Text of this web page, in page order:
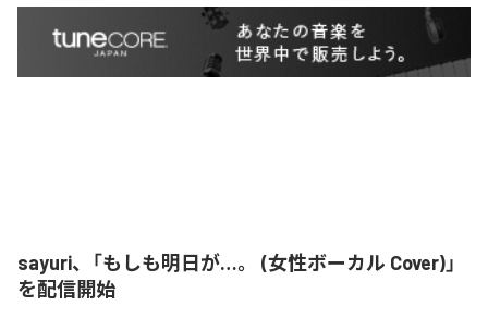
sayuri、「もしも明日が…。 (女性ボーカル Cover)」
を配信開始